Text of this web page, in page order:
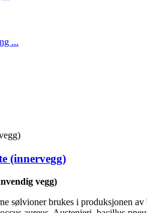
(innervegg)
vegg)
sølvioner brukes i produksjonen